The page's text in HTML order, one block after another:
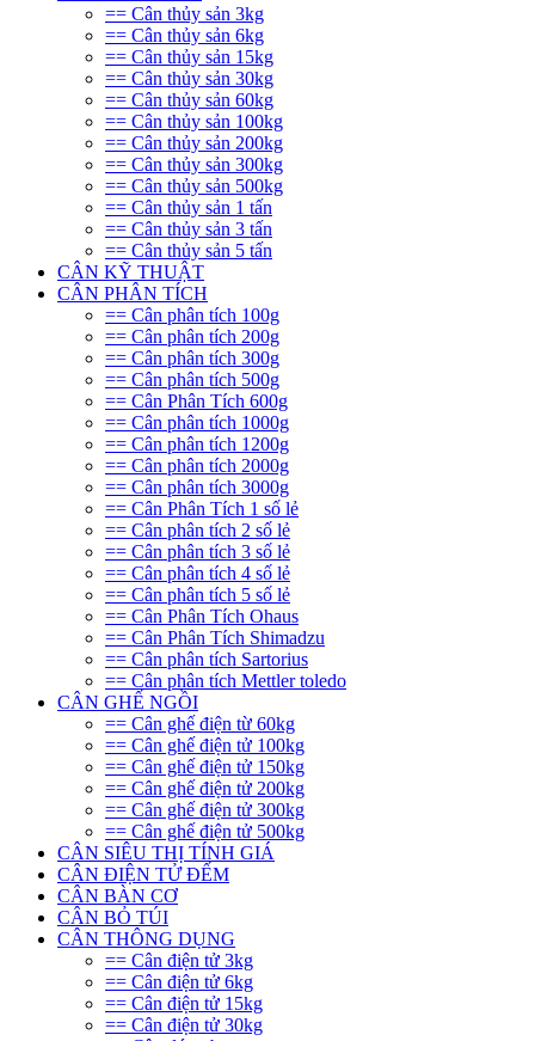
== Cân thủy sản 3kg
== Cân thủy sản 6kg
== Cân thủy sản 15kg
== Cân thủy sản 30kg
== Cân thủy sản 60kg
== Cân thủy sản 100kg
== Cân thủy sản 200kg
== Cân thủy sản 300kg
== Cân thủy sản 500kg
== Cân thủy sản 1 tấn
== Cân thủy sản 3 tấn
== Cân thủy sản 5 tấn
CÂN KỸ THUẬT
CÂN PHÂN TÍCH
== Cân phân tích 100g
== Cân phân tích 200g
== Cân phân tích 300g
== Cân phân tích 500g
== Cân Phân Tích 600g
== Cân phân tích 1000g
== Cân phân tích 1200g
== Cân phân tích 2000g
== Cân phân tích 3000g
== Cân Phân Tích 1 số lẻ
== Cân phân tích 2 số lẻ
== Cân phân tích 3 số lẻ
== Cân phân tích 4 số lẻ
== Cân phân tích 5 số lẻ
== Cân Phân Tích Ohaus
== Cân Phân Tích Shimadzu
== Cân phân tích Sartorius
== Cân phân tích Mettler toledo
CÂN GHẾ NGỒI
== Cân ghế điện từ 60kg
== Cân ghế điện tử 100kg
== Cân ghế điện tử 150kg
== Cân ghế điện tử 200kg
== Cân ghế điện tử 300kg
== Cân ghế điện tử 500kg
CÂN SIÊU THỊ TÍNH GIÁ
CÂN ĐIỆN TỬ ĐẾM
CÂN BÀN CƠ
CÂN BỎ TÚI
CÂN THÔNG DỤNG
== Cân điện tử 3kg
== Cân điện tử 6kg
== Cân điện tử 15kg
== Cân điện tử 30kg